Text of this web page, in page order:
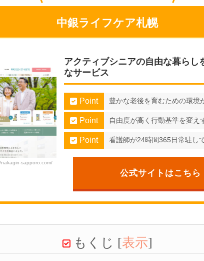
中銀ライフケア札幌
nakagin-sapporo.com/
アクティブシニアの自由な暮らし
なサービス
Point 豊かな老後を育むための環境
Point 自由度が高く行動基準を変え
Point 看護師が24時間365日常駐し
公式サイトはこちら
もくじ [表示]